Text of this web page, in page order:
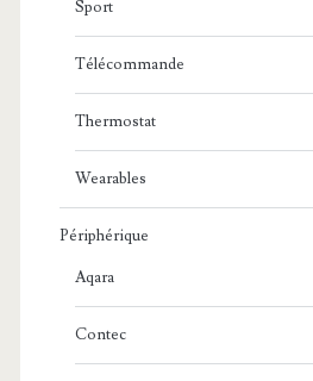
Sport
Télécommande
Thermostat
Wearables
Périphérique
Aqara
Contec